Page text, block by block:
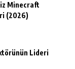
Minecraft
(2026)
Lideri